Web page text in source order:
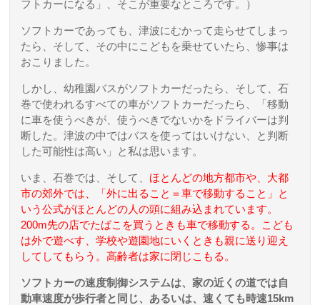
フトカーになる」、そこが重要なところです。）
ソフトカーであっても、津波にむかって走らせてしまっ
たら、そして、その中にこどもを乗せていたら、惨事は
おこりました。
しかし、幼稚園バスがソフトカーだったら、そして、石
巻で使われるすべての車がソフトカーだったら、「移動
に車を使うべきが、使うべきでないかをドライバーは判
断した。津波の中ではバスを使ってはいけない、と判断
した可能性は高い」と私は思います。
いま、石巻では、そして、ほとんどの地方都市や、大都
市の郊外では、「外に出ること＝車で移動すること」と
いう公式がほとんどの人の頭に組み込まれています。
200m先の店でたばこを買うときも車で移動する。こども
は外で遊べす、学校や遊園地にいくときも親に送り迎え
してしてもらう。高齢者は家に閉じこもる。
ソフトカーの速度制御システムは、家の近くの道では自
動車速度が歩行者と同じ、あるいは、速くても時速15km